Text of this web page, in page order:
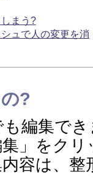
まう?
ュで人の変更を消
?
編集で
」をク
容は、